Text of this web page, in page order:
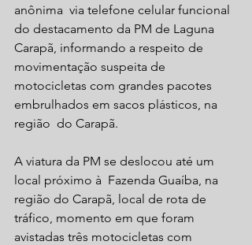
anônima  via telefone celular funcional
do destacamento da PM de Laguna
Carapã, informando a respeito de
movimentação suspeita de
motocicletas com grandes pacotes
embrulhados em sacos plásticos, na
região  do Carapã.
A viatura da PM se deslocou até um
local próximo à  Fazenda Guaíba, na
região do Carapã, local de rota de
tráfico, momento em que foram
avistadas três motocicletas com